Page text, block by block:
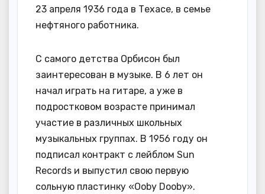
23 апреля 1936 года в Техасе, в семье
нефтяного работника.
С самого детства Орбисон был
заинтересован в музыке. В 6 лет он
начал играть на гитаре, а уже в
подростковом возрасте принимал
участие в различных школьных
музыкальных группах. В 1956 году он
подписал контракт с лейблом Sun
Records и выпустил свою первую
сольную пластинку «Ooby Dooby».